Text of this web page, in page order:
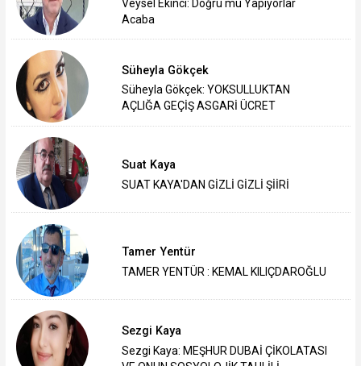
Veysel Ekinci: Doğru mu Yapıyorlar
Acaba
Süheyla Gökçek
Süheyla Gökçek: YOKSULLUKTAN
AÇLIĞA GEÇİŞ ASGARİ ÜCRET
Suat Kaya
SUAT KAYA'DAN GİZLİ GİZLİ ŞİİRİ
Tamer Yentür
TAMER YENTÜR : KEMAL KILIÇDAROĞLU
Sezgi Kaya
Sezgi Kaya: MEŞHUR DUBAİ ÇİKOLATASI